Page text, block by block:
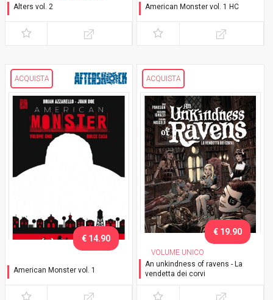
Alters vol. 2
American Monster vol. 1 HC
ACQUISTA
American Monster vol. 1
€ 14.90
ACQUISTA
VOLUME UNICO
An unkindness of ravens - La
vendetta dei corvi
€ 19.90